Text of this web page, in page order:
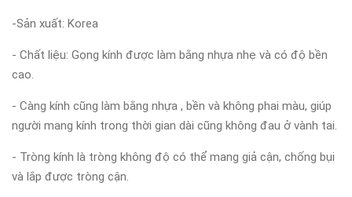
-Sản xuất: Korea
- Chất liệu: Gọng kính được làm bằng nhựa nhẹ và có độ bền
cao.
- Càng kính cũng làm bằng nhựa , bền và không phai màu, giúp
người mang kính trong thời gian dài cũng không đau ở vành tai.
- Tròng kính là tròng không độ có thể mang giả cận, chống bụi
và lắp được tròng cận.